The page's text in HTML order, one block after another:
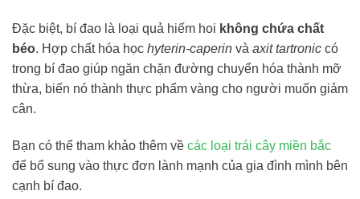
Đặc biệt, bí đao là loại quả hiếm hoi không chứa chất
béo. Hợp chất hóa học hyterin-caperin và axit tartronic có
trong bí đao giúp ngăn chặn đường chuyển hóa thành mỡ
thừa, biến nó thành thực phẩm vàng cho người muốn giảm
cân.
Bạn có thể tham khảo thêm về các loại trái cây miền bắc
để bổ sung vào thực đơn lành mạnh của gia đình mình bên
cạnh bí đao.